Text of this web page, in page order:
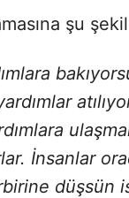
şu
İnsanlar
düşsün